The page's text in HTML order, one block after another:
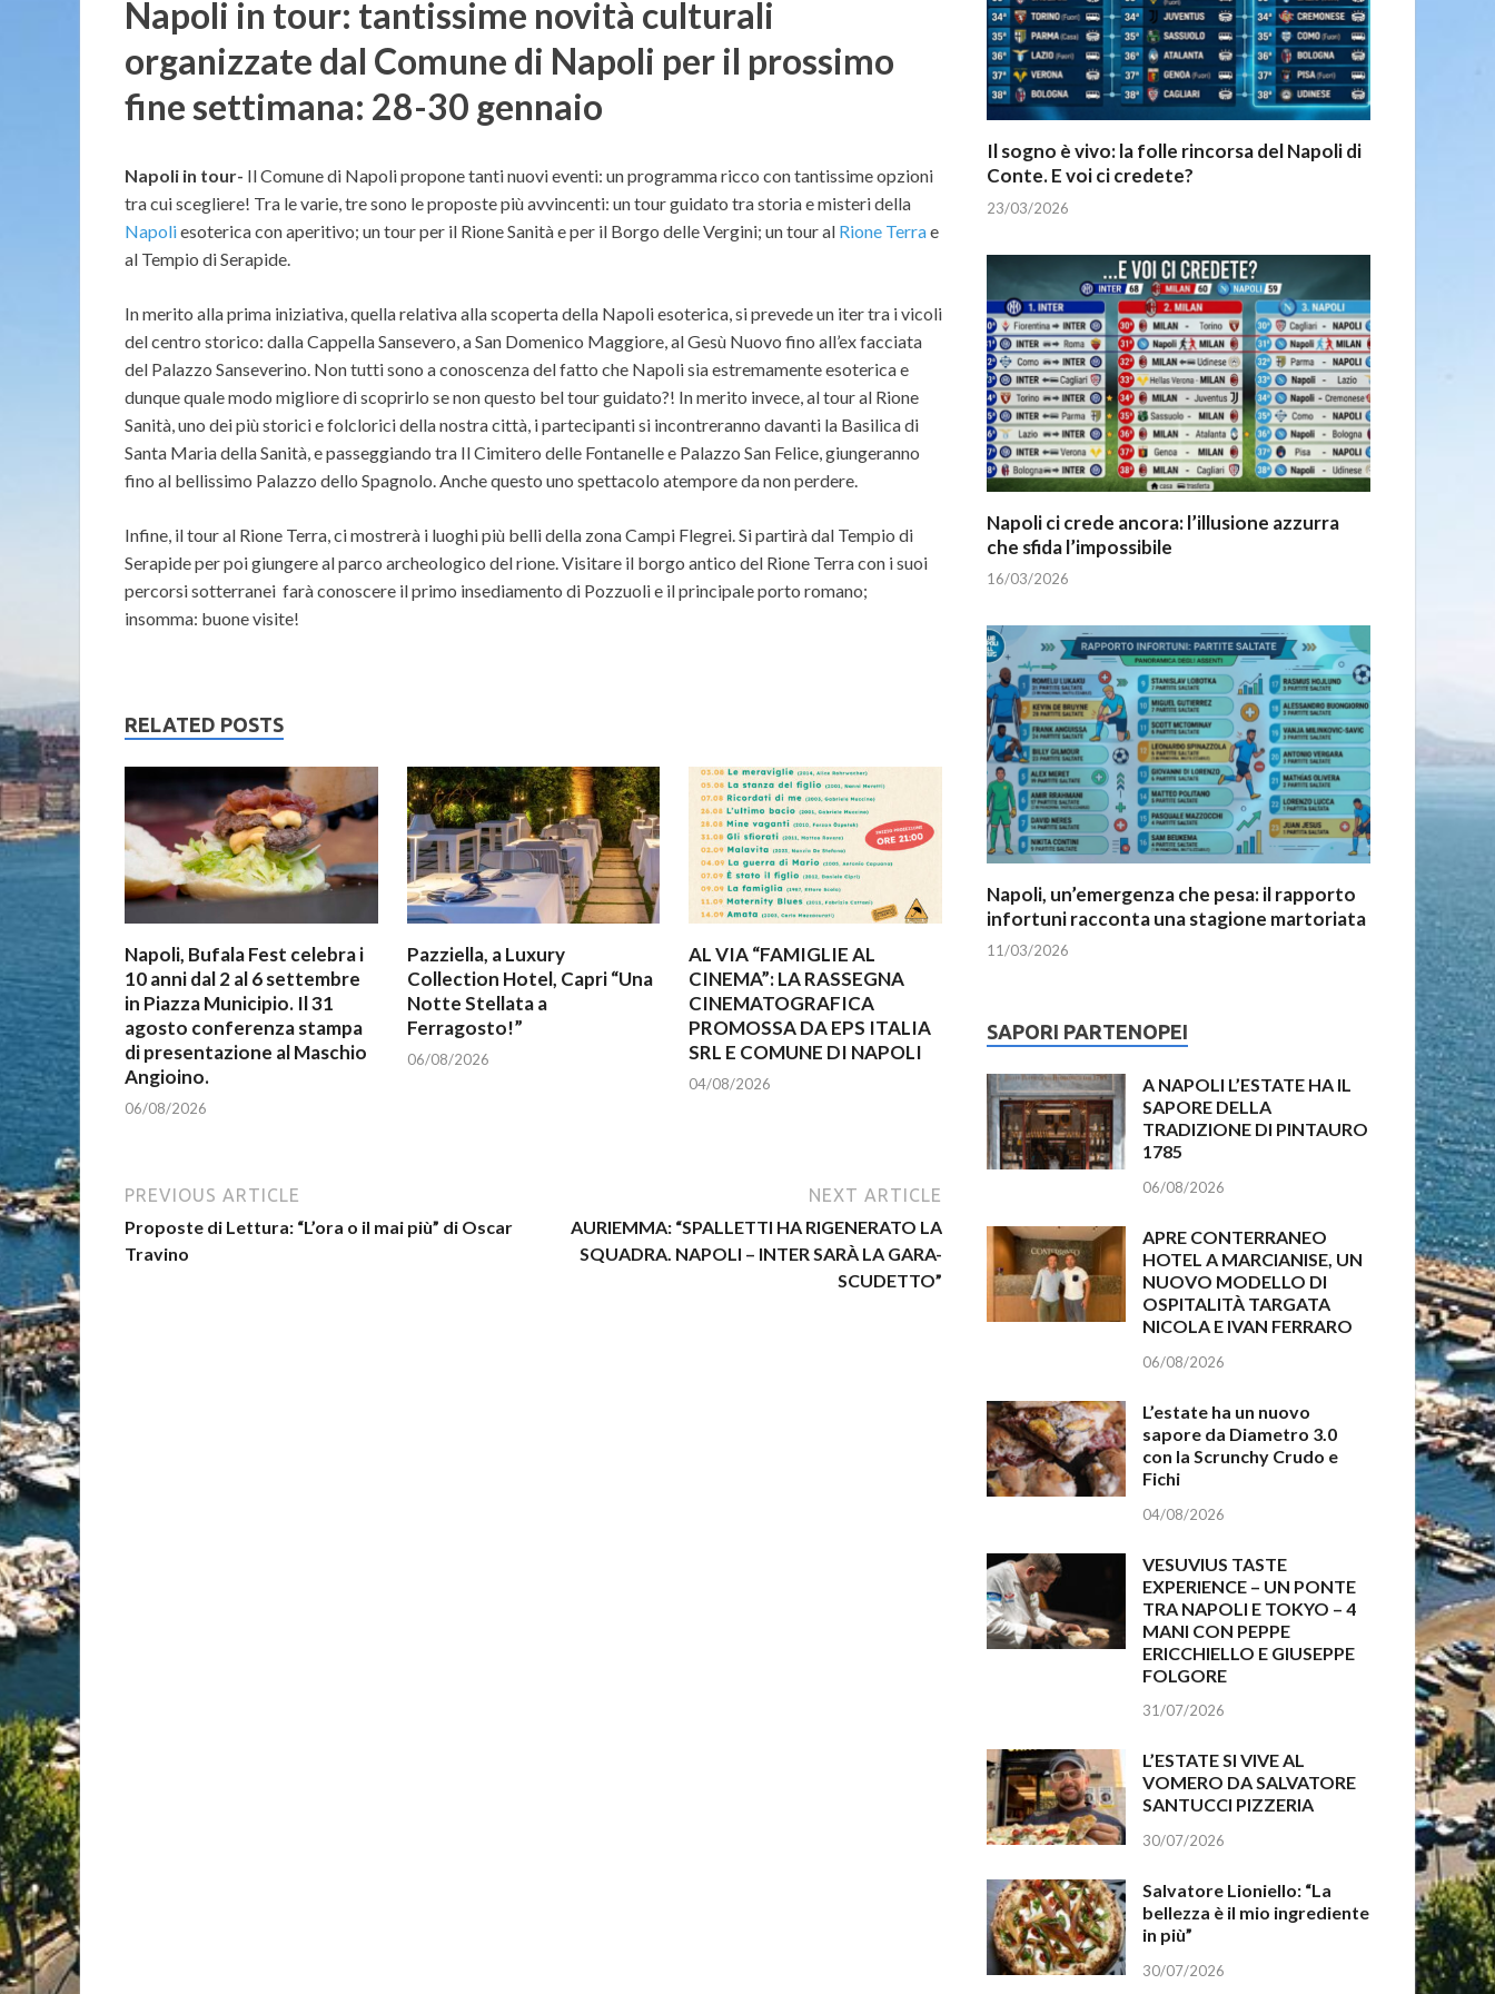
Napoli in tour: tantissime novità culturali
organizzate dal Comune di Napoli per il prossimo
fine settimana: 28-30 gennaio
Napoli in tour- Il Comune di Napoli propone tanti nuovi eventi: un programma ricco con tantissime opzioni
tra cui scegliere! Tra le varie, tre sono le proposte più avvincenti: un tour guidato tra storia e misteri della
Napoliesoterica con aperitivo; un tour per il Rione Sanità e per il Borgo delle Vergini; un tour al Rione Terrae
al Tempio di Serapide.
In merito alla prima iniziativa, quella relativa alla scoperta della Napoli esoterica, si prevede un iter tra i vicoli
del centro storico: dalla Cappella Sansevero, a San Domenico Maggiore, al Gesù Nuovo fino all’ex facciata
del Palazzo Sanseverino. Non tutti sono a conoscenza del fatto che Napoli sia estremamente esoterica e
dunque quale modo migliore di scoprirlo se non questo bel tour guidato?! In merito invece, al tour al Rione
Sanità, uno dei più storici e folclorici della nostra città, i partecipanti si incontreranno davanti la Basilica di
Santa Maria della Sanità, e passeggiando tra Il Cimitero delle Fontanelle e Palazzo San Felice, giungeranno
fino al bellissimo Palazzo dello Spagnolo. Anche questo uno spettacolo atempore da non perdere.
Infine, il tour al Rione Terra, ci mostrerà i luoghi più belli della zona Campi Flegrei. Si partirà dal Tempio di
Serapide per poi giungere al parco archeologico del rione. Visitare il borgo antico del Rione Terra con i suoi
percorsi sotterranei farà conoscere il primo insediamento di Pozzuoli e il principale porto romano;
insomma: buone visite!
RELATED POSTS
Napoli, Bufala Fest celebra i
10 anni dal 2 al 6 settembre
in Piazza Municipio. Il 31
agosto conferenza stampa
di presentazione al Maschio
Angioino.
06/08/2026
Pazziella, a Luxury
Collection Hotel, Capri “Una
Notte Stellata a
Ferragosto!”
06/08/2026
AL VIA “FAMIGLIE AL
CINEMA”: LA RASSEGNA
CINEMATOGRAFICA
PROMOSSA DA EPS ITALIA
SRL E COMUNE DI NAPOLI
04/08/2026
PREVIOUS ARTICLE
Proposte di Lettura: “L’ora o il mai più” di Oscar
Travino
NEXT ARTICLE
AURIEMMA: “SPALLETTI HA RIGENERATO LA
SQUADRA. NAPOLI – INTER SARÀ LA GARA-
SCUDETTO”
Il sogno è vivo: la folle rincorsa del Napoli di
Conte. E voi ci credete?
23/03/2026
Napoli ci crede ancora: l’illusione azzurra
che sfida l’impossibile
16/03/2026
Napoli, un’emergenza che pesa: il rapporto
infortuni racconta una stagione martoriata
11/03/2026
SAPORI PARTENOPEI
A NAPOLI L’ESTATE HA IL
SAPORE DELLA
TRADIZIONE DI PINTAURO
1785
06/08/2026
APRE CONTERRANEO
HOTEL A MARCIANISE, UN
NUOVO MODELLO DI
OSPITALITÀ TARGATA
NICOLA E IVAN FERRARO
06/08/2026
L’estate ha un nuovo
sapore da Diametro 3.0
con la Scrunchy Crudo e
Fichi
04/08/2026
VESUVIUS TASTE
EXPERIENCE – UN PONTE
TRA NAPOLI E TOKYO – 4
MANI CON PEPPE
ERICCHIELLO E GIUSEPPE
FOLGORE
31/07/2026
L’ESTATE SI VIVE AL
VOMERO DA SALVATORE
SANTUCCI PIZZERIA
30/07/2026
Salvatore Lioniello: “La
bellezza è il mio ingrediente
in più”
30/07/2026